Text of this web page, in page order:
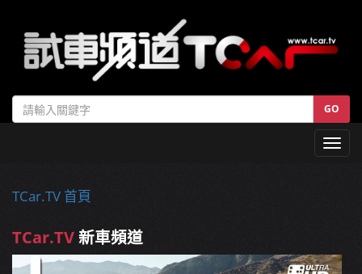
GO
TCar.TV 首頁
TCar.TV新車頻道